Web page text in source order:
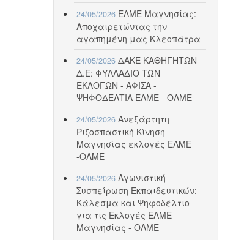
24/05/2026 ΕΛΜΕ Μαγνησίας:
Αποχαιρετώντας την
αγαπημένη μας Κλεοπάτρα
24/05/2026 ΔΑΚΕ ΚΑΘΗΓΗΤΩΝ
Δ.Ε: ΦΥΛΛΑΔΙΟ ΤΩΝ
ΕΚΛΟΓΩΝ - ΑΦΙΣΑ -
ΨΗΦΟΔΕΛΤΙΑ ΕΛΜΕ - ΟΛΜΕ
24/05/2026 Ανεξάρτητη
Ριζοσπαστική Κίνηση
Μαγνησίας εκλογές ΕΛΜΕ
-ΟΛΜΕ
24/05/2026 Αγωνιστική
Συσπείρωση Εκπαιδευτικών:
Κάλεσμα και Ψηφοδέλτιο
για τις Εκλογές ΕΛΜΕ
Μαγνησίας - ΟΛΜΕ